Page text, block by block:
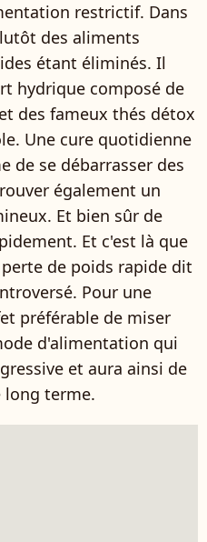
restrictif. Dans
des aliments
étant éliminés. Il
hydrique composé de
des fameux thés détox
Une cure quotidienne
de se débarrasser des
également un
Et bien sûr de
Et c'est là que
de poids rapide dit
Pour une
préférable de miser
d'alimentation qui
et aura ainsi de
long terme.